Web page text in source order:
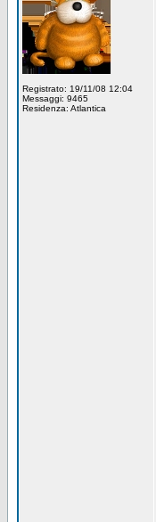
Registrato: 19/11/08 12:04
Messaggi: 9465
Residenza: Atlantica